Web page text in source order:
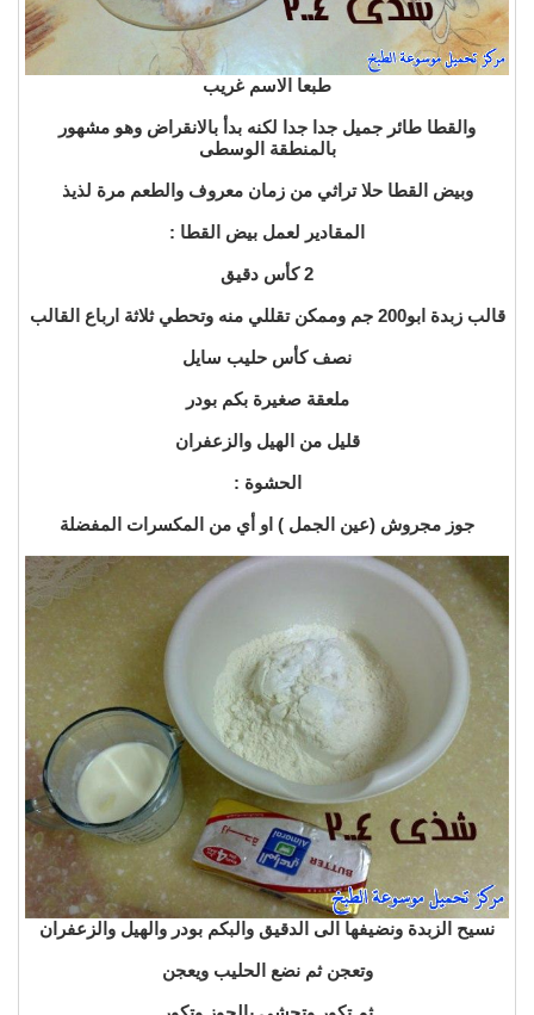
طبعا الاسم غريب
والقطا طائر جميل جدا جدا لكنه بدأ بالانقراض وهو مشهور
بالمنطقة الوسطى
وبيض القطا حلا تراثي من زمان معروف والطعم مرة لذيذ
المقادير لعمل بيض القطا :
2 كأس دقيق
قالب زبدة ابو200 جم وممكن تقللي منه وتحطي ثلاثة ارباع القالب
نصف كأس حليب سايل
ملعقة صغيرة بكم بودر
قليل من الهيل والزعفران
الحشوة :
جوز مجروش (عين الجمل ) او أي من المكسرات المفضلة
نسيح الزبدة ونضيفها الى الدقيق والبكم بودر والهيل والزعفران
وتعجن ثم نضع الحليب ويعجن